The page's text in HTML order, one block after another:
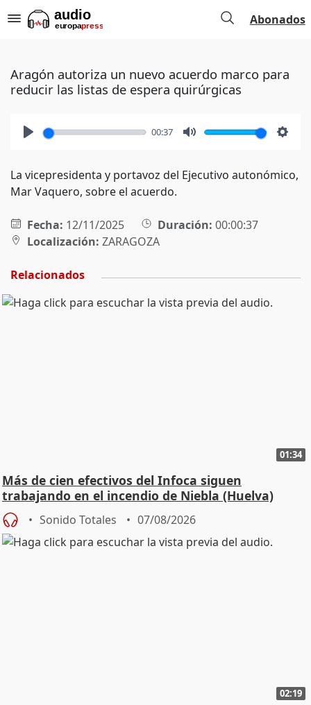
Abonados
Aragón autoriza un nuevo acuerdo marco para
reducir las listas de espera quirúrgicas
00:37
La vicepresidenta y portavoz del Ejecutivo autonómico,
Mar Vaquero, sobre el acuerdo.
Fecha: 12/11/2025 Duración: 00:00:37
Localización: ZARAGOZA
Relacionados
01:34
Más de cien efectivos del Infoca siguen
trabajando en el incendio de Niebla (Huelva)
Sonido Totales 07/08/2026
02:19